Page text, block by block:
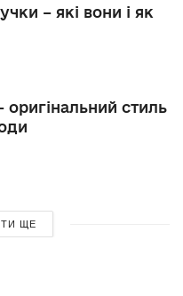
– які вони і як
стиль
ЩЕ